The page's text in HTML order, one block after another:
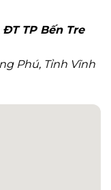
ĐT TP Bến Tre
Phú, Tỉnh Vĩnh